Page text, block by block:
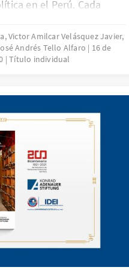
en el Perú. Cada
Finalmente, concluye
frecuentes y
Victor Amilcar Velásquez Javier,
Andrés Tello Alfaro
16 de
Título individual